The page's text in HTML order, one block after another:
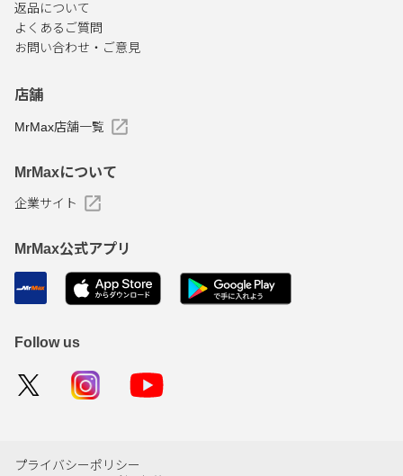
返品について
よくあるご質問
お問い合わせ・ご意見
店舗
MrMax店舗一覧
MrMaxについて
企業サイト
MrMax公式アプリ
Follow us
プライバシーポリシー